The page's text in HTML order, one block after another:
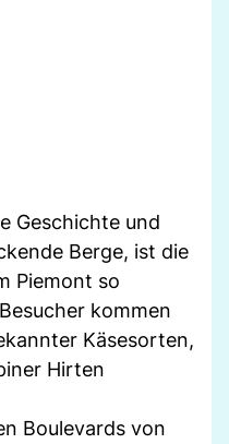
Geschichte und
Berge, ist die
Piemont so
kommen
Käsesorten,
Hirten
Boulevards von